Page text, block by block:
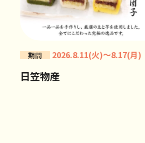
期間 2026.8.11(火)～8.17(月)
日笠物産